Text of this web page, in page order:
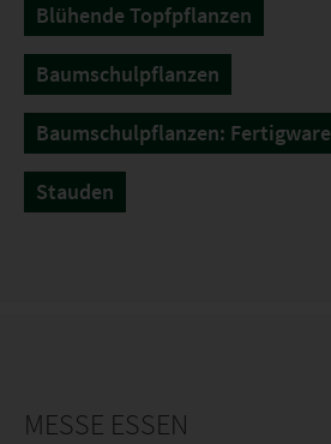
Blühende Topfpflanzen
Baumschulpflanzen
Baumschulpflanzen: Fertigware
Stauden
MESSE ESSEN